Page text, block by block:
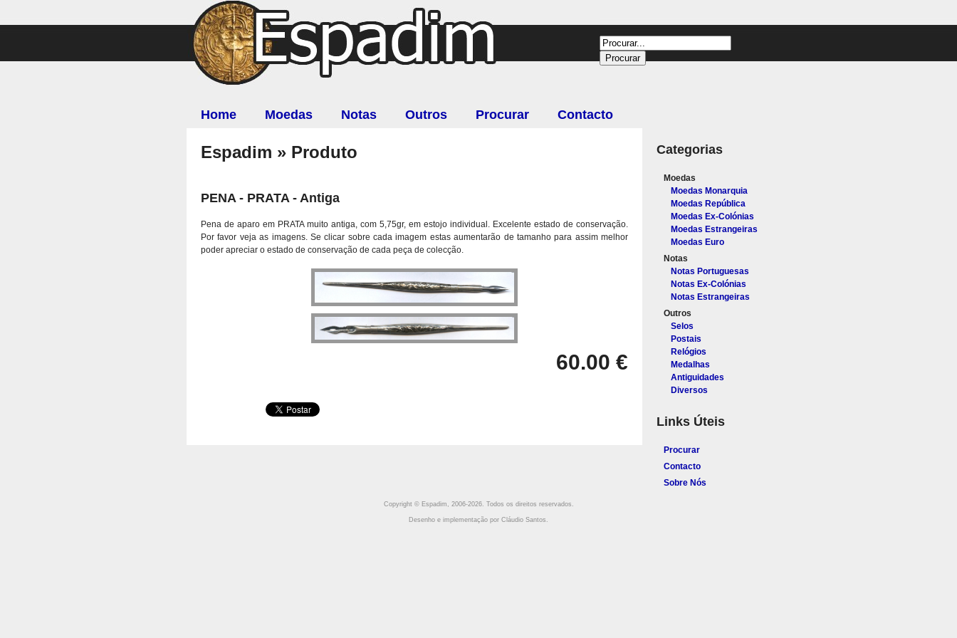
Home Moedas Notas Outros Procurar Contacto
Espadim » Produto
PENA - PRATA - Antiga
Pena de aparo em PRATA muito antiga, com 5,75gr, em estojo individual. Excelente estado de conservação.
Por favor veja as imagens. Se clicar sobre cada imagem estas aumentarão de tamanho para assim melhor
poder apreciar o estado de conservação de cada peça de colecção.
60.00 €
Categorias
Moedas
Moedas Monarquia
Moedas República
Moedas Ex-Colónias
Moedas Estrangeiras
Moedas Euro
Notas
Notas Portuguesas
Notas Ex-Colónias
Notas Estrangeiras
Outros
Selos
Postais
Relógios
Medalhas
Antiguidades
Diversos
Links Úteis
Procurar
Contacto
Sobre Nós
Copyright © Espadim, 2006-2026. Todos os direitos reservados.
Desenho e implementação por Cláudio Santos.